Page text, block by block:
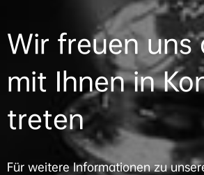
Wir freuen uns
mit Ihnen in
treten
Für weitere Informationen zu